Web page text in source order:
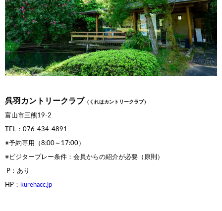
呉羽カントリークラブ （くれはカントリークラブ）
富山市三熊19-2
TEL：076-434-4891
※予約専用（8:00～17:00）
※ビジタープレー条件：会員からの紹介が必要（原則）
P：あり
HP： kurehacc.jp